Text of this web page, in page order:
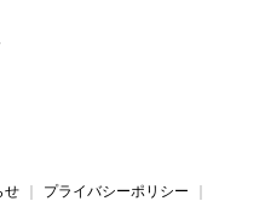
せ プライバシーポリシー